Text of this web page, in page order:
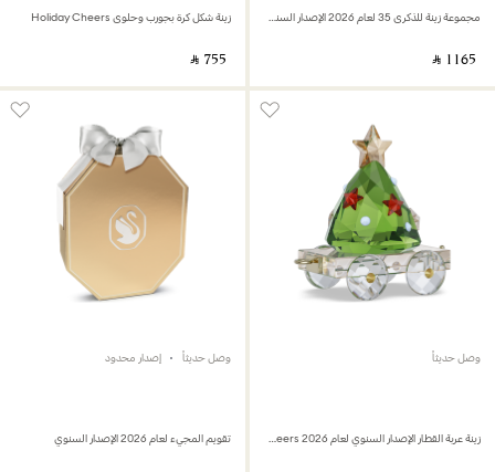
مجموعة زينة للذكرى 35 لعام 2026 الإصدار السنوي
‎ ⃁ ⁦1165⁩ ‎
زينة شكل كرة بجورب وحلوى Holiday Cheers
‎ ⃁ ⁦755⁩ ‎
وصل حديثاً
زينة عربة القطار الإصدار السنوي لعام 2026 Holiday Cheers
وصل حديثاً إصدار محدود
تقويم المجيء لعام 2026 الإصدار السنوي